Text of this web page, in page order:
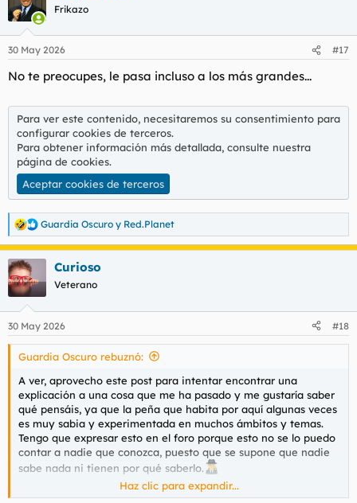
Frikazo
30 May 2026 #17
No te preocupes, le pasa incluso a los más grandes...
Para ver este contenido, necesitaremos su consentimiento para
configurar cookies de terceros.
Para obtener información más detallada, consulte nuestra
página de cookies.
Aceptar cookies de terceros
R
e
a
c
c
i
e
s
Guardia Oscuro y Red.Planet
Curioso
Veterano
30 May 2026 #18
Guardia Oscuro rebuznó:
A ver, aprovecho este post para intentar encontrar una
explicación a una cosa que me ha pasado y me gustaría saber
qué pensáis, ya que la peña que habita por aquí algunas veces
es muy sabia y experimentada en muchos ámbitos y temas.
Tengo que expresar esto en el foro porque esto no se lo puedo
contar a nadie que conozca, puesto que se supone que nadie
sabe nada ni tienen por qué saberlo.
Haz clic para expandir...